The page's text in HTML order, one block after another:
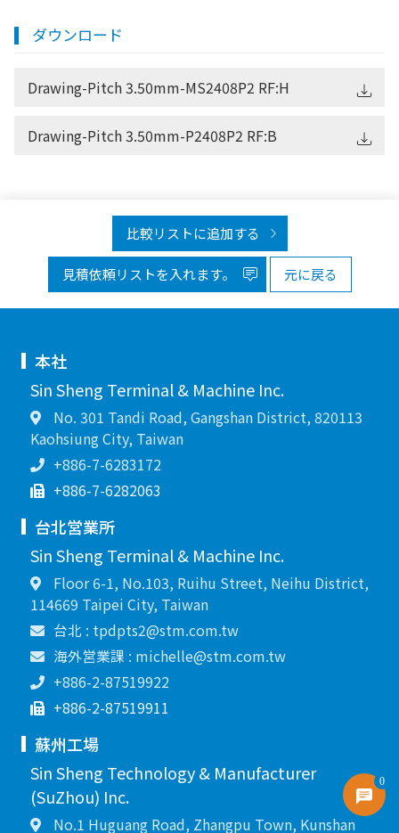
ダウンロード
Drawing-Pitch 3.50mm-MS2408P2 RF:H
Drawing-Pitch 3.50mm-P2408P2 RF:B
比較リストに追加する
見積依頼リストを入れます。 元に戻る
本社
Sin Sheng Terminal & Machine Inc.
No. 301 Tandi Road, Gangshan District, 820113
Kaohsiung City, Taiwan
+886-7-6283172
+886-7-6282063
台北営業所
Sin Sheng Terminal & Machine Inc.
Floor 6-1, No.103, Ruihu Street, Neihu District,
114669 Taipei City, Taiwan
台北 : tpdpts2@stm.com.tw
海外営業課 : michelle@stm.com.tw
+886-2-87519922
+886-2-87519911
蘇州工場
Sin Sheng Technology & Manufacturer
(SuZhou) Inc.
No.1 Huguang Road, Zhangpu Town, Kunshan
0